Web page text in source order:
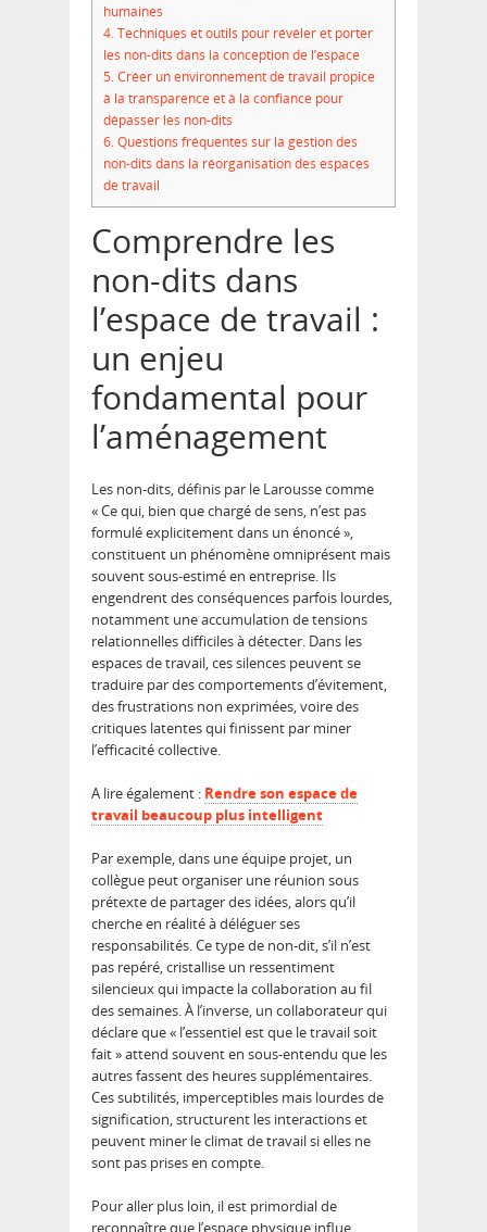
humaines
4.Techniques et outils pour révéler et porter
les non-dits dans la conception de l’espace
5.Créer un environnement de travail propice
à la transparence et à la confiance pour
dépasser les non-dits
6.Questions fréquentes sur la gestion des
non-dits dans la réorganisation des espaces
de travail
Comprendre les
non-dits dans
l’espace de travail :
un enjeu
fondamental pour
l’aménagement
Les non-dits, définis par le Larousse comme
« Ce qui, bien que chargé de sens, n’est pas
formulé explicitement dans un énoncé »,
constituent un phénomène omniprésent mais
souvent sous-estimé en entreprise. Ils
engendrent des conséquences parfois lourdes,
notamment une accumulation de tensions
relationnelles difficiles à détecter. Dans les
espaces de travail, ces silences peuvent se
traduire par des comportements d’évitement,
des frustrations non exprimées, voire des
critiques latentes qui finissent par miner
l’efficacité collective.
A lire également : Rendre son espace de
travail beaucoup plus intelligent
Par exemple, dans une équipe projet, un
collègue peut organiser une réunion sous
prétexte de partager des idées, alors qu’il
cherche en réalité à déléguer ses
responsabilités. Ce type de non-dit, s’il n’est
pas repéré, cristallise un ressentiment
silencieux qui impacte la collaboration au fil
des semaines. À l’inverse, un collaborateur qui
déclare que « l’essentiel est que le travail soit
fait » attend souvent en sous-entendu que les
autres fassent des heures supplémentaires.
Ces subtilités, imperceptibles mais lourdes de
signification, structurent les interactions et
peuvent miner le climat de travail si elles ne
sont pas prises en compte.
Pour aller plus loin, il est primordial de
reconnaître que l’espace physique influe